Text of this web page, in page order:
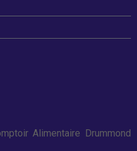
Alimentaire Drummond